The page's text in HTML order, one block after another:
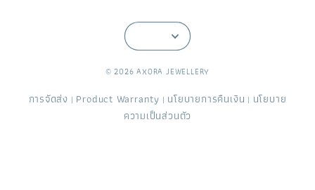
© 2026 AXORA JEWELLERY
การจัดส่ง | Product Warranty | นโยบายการคืนเงิน | นโยบาย
ความเป็นส่วนตัว